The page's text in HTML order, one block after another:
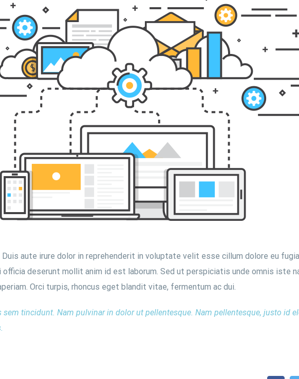
aute irure dolor in reprehenderit in voluptate velit esse cillum dolore eu
deserunt mollit anim id est laborum. Sed ut perspiciatis unde omnis iste
Orci turpis, rhoncus eget blandit vitae, fermentum ac dui.
tincidunt. Nam pulvinar in dolor ut pellentesque. Nam pellentesque, justo id